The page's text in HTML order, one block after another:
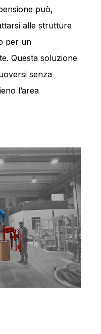
può,
alle strutture
per un
Questa soluzione
senza
l’area